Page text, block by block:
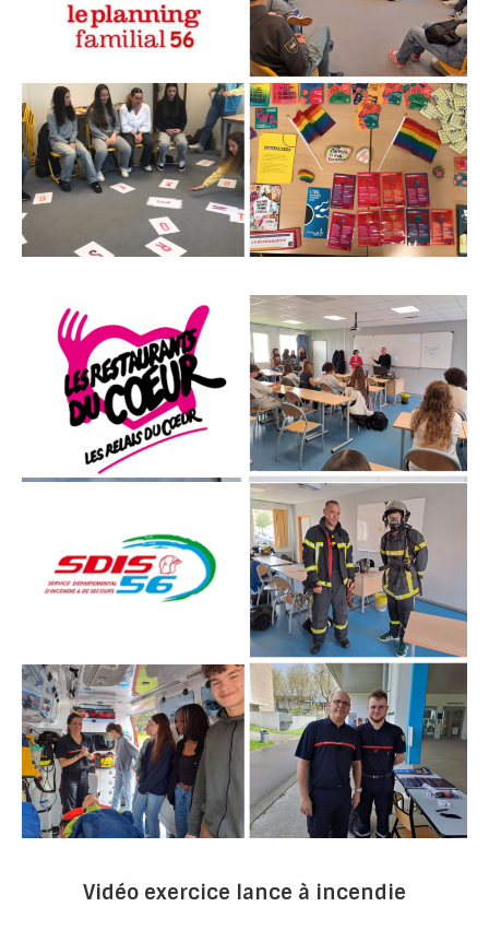
Vidéo exercice lance à incendie